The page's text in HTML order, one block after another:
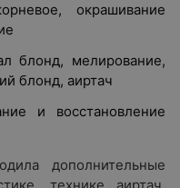
окрашивание
блонд, мелирование,
блонд, аиртач
и восстановление
дополнительные